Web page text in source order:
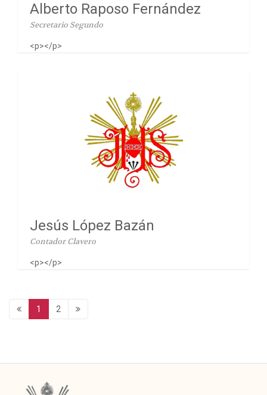
Alberto Raposo Fernández
Secretario Segundo
<p></p>
Jesús López Bazán
Contador Clavero
<p></p>
1 2